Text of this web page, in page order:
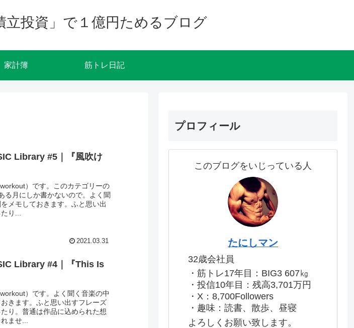
投資」で１億円ためるブログ
家計簿 筋トレ日記
Library #5｜『風吹け
）です。このカテゴリーの
る月にしか書かないので。よく聞
メモしておきます。ふと思い出
り...
2021.03.31
Library #4｜『This Is
）です。よく聞く音楽の中
きます。ふと思い出すフレーズ
り。普通は作品に込められた想
ませ...
プロフィール
このブログをいじっている人
たにしマン
32歳会社員
・筋トレ17年目：BIG3 607㎏
・投信10年目：残高3,701万円
・X：8,700Followers
・趣味：読書、散歩、昼寝
よろしくお願い致します。